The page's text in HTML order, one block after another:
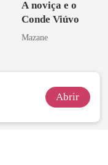
A noviça e o
Conde Viúvo
Mazane
Abrir